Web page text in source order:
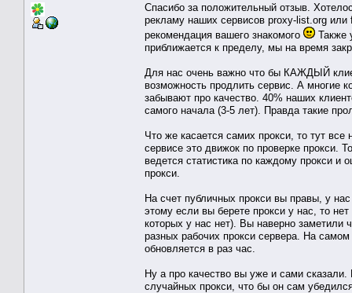
Спасибо за положительный отзыв.
рекламу наших сервисов proxy-list.org
рекомендация вашего знакомого
Также
приближается к пределу, мы на время
Для нас очень важно что бы КАЖДЫЙ
возможность продлить сервис. А многие
забывают про качество. 40% наших
самого начала (3-5 лет). Правда такие
Что же касается самих прокси, то тут
сервисе это движок по проверке прокси.
ведется статистика по каждому прокси и
прокси.
На счет публичных прокси вы правы, у
этому если вы берете прокси у нас, то
которых у нас нет). Вы наверно заметили
разных рабочих прокси сервера. На
обновляется в раз час.
Ну а про качество вы уже и сами
случайных прокси, что бы он сам